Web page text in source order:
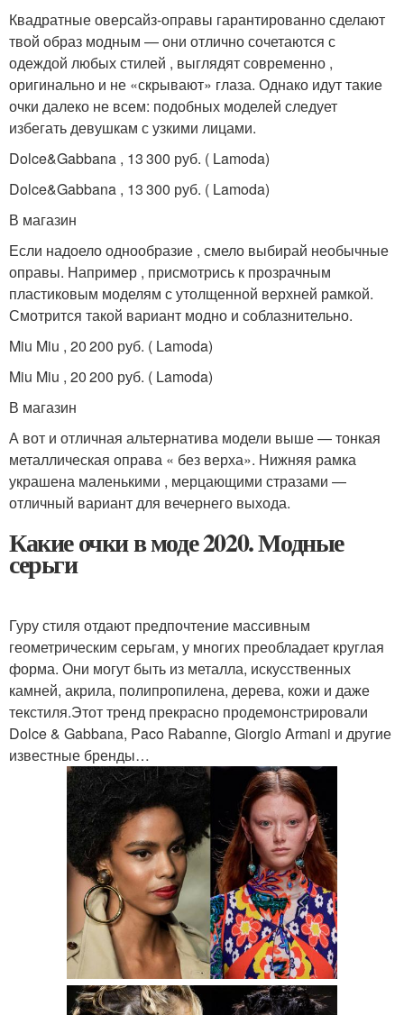
Квадратные оверсайз-оправы гарантированно сделают
твой образ модным — они отлично сочетаются с
одеждой любых стилей , выглядят современно ,
оригинально и не «скрывают» глаза. Однако идут такие
очки далеко не всем: подобных моделей следует
избегать девушкам с узкими лицами.
Dolce&Gabbana , 13 300 руб. ( Lamoda)
Dolce&Gabbana , 13 300 руб. ( Lamoda)
В магазин
Если надоело однообразие , смело выбирай необычные
оправы. Например , присмотрись к прозрачным
пластиковым моделям с утолщенной верхней рамкой.
Смотрится такой вариант модно и соблазнительно.
Miu Miu , 20 200 руб. ( Lamoda)
Miu Miu , 20 200 руб. ( Lamoda)
В магазин
А вот и отличная альтернатива модели выше — тонкая
металлическая оправа « без верха». Нижняя рамка
украшена маленькими , мерцающими стразами —
отличный вариант для вечернего выхода.
Какие очки в моде 2020. Модные
серьги
Гуру стиля отдают предпочтение массивным
геометрическим серьгам, у многих преобладает круглая
форма. Они могут быть из металла, искусственных
камней, акрила, полипропилена, дерева, кожи и даже
текстиля.Этот тренд прекрасно продемонстрировали
Dolce & Gabbana, Paco Rabanne, Giorgio Armani и другие
известные бренды…